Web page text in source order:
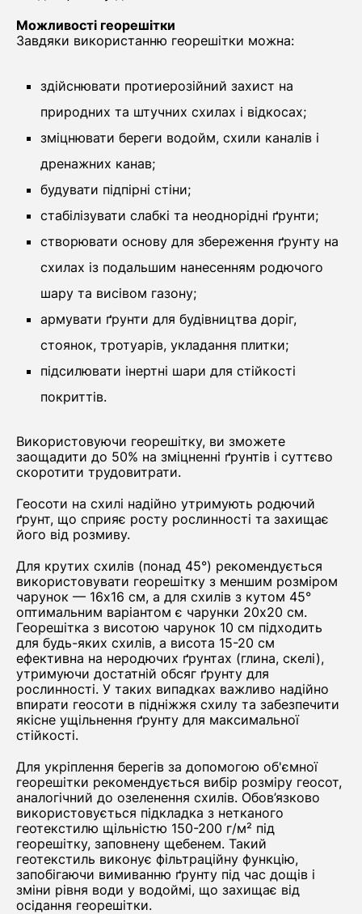
Можливості георешітки
Завдяки використанню георешітки можна:
здійснювати протиерозійний захист на
природних та штучних схилах і відкосах;
зміцнювати береги водойм, схили каналів і
дренажних канав;
будувати підпірні стіни;
стабілізувати слабкі та неоднорідні ґрунти;
створювати основу для збереження ґрунту на
схилах із подальшим нанесенням родючого
шару та висівом газону;
армувати ґрунти для будівництва доріг,
стоянок, тротуарів, укладання плитки;
підсилювати інертні шари для стійкості
покриттів.
Використовуючи георешітку, ви зможете
заощадити до 50% на зміцненні ґрунтів і суттєво
скоротити трудовитрати.
Геосоти на схилі надійно утримують родючий
ґрунт, що сприяє росту рослинності та захищає
його від розмиву.
Для крутих схилів (понад 45°) рекомендується
використовувати георешітку з меншим розміром
чарунок — 16х16 см, а для схилів з кутом 45°
оптимальним варіантом є чарунки 20х20 см.
Георешітка з висотою чарунок 10 см підходить
для будь-яких схилів, а висота 15-20 см
ефективна на неродючих ґрунтах (глина, скелі),
утримуючи достатній обсяг ґрунту для
рослинності. У таких випадках важливо надійно
впирати геосоти в підніжжя схилу та забезпечити
якісне ущільнення ґрунту для максимальної
стійкості.
Для укріплення берегів за допомогою об'ємної
георешітки рекомендується вибір розміру геосот,
аналогічний до озеленення схилів. Обов’язково
використовується підкладка з нетканого
геотекстилю щільністю 150-200 г/м² під
георешітку, заповнену щебенем. Такий
геотекстиль виконує фільтраційну функцію,
запобігаючи вимиванню ґрунту під час дощів і
зміни рівня води у водоймі, що захищає від
осідання георешітки.